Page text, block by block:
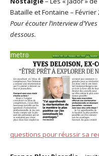
Bataille et Fontaine – Février
Pour écouter l’interview
dessous.
questions pour réussir sa